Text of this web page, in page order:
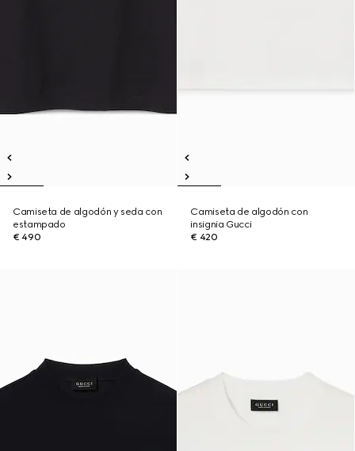
Camiseta de algodón y seda con
estampado
€ 490
Camiseta de algodón con
insignia Gucci
€ 420